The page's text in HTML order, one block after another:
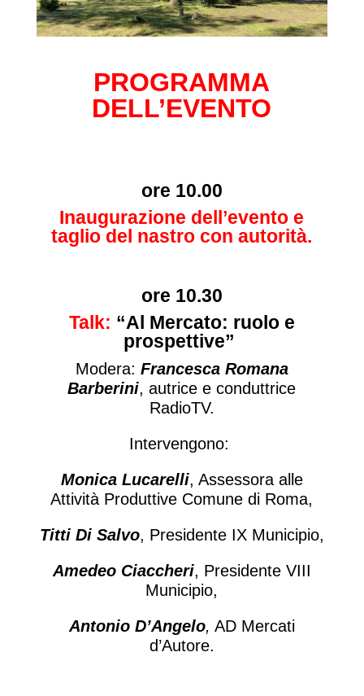
PROGRAMMA
DELL’EVENTO
ore 10.00
Inaugurazione dell’evento e
taglio del nastro con autorità.
ore 10.30
Talk: “Al Mercato: ruolo e
prospettive”
Modera: Francesca Romana
Barberini, autrice e conduttrice
RadioTV.
Intervengono:
Monica Lucarelli, Assessora alle
Attività Produttive Comune di Roma,
Titti Di Salvo, Presidente IX Municipio,
Amedeo Ciaccheri, Presidente VIII
Municipio,
Antonio D’Angelo, AD Mercati
d’Autore.